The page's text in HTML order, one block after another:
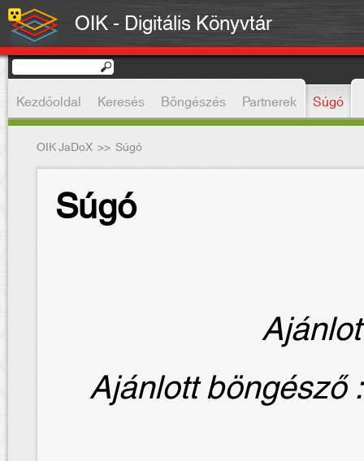
OIK - Digitális Könyvtár
Kezdőoldal Keresés Böngészés Partnerek Súgó
OIK JaDoX >> Súgó
Súgó
Ajánlott böngésző